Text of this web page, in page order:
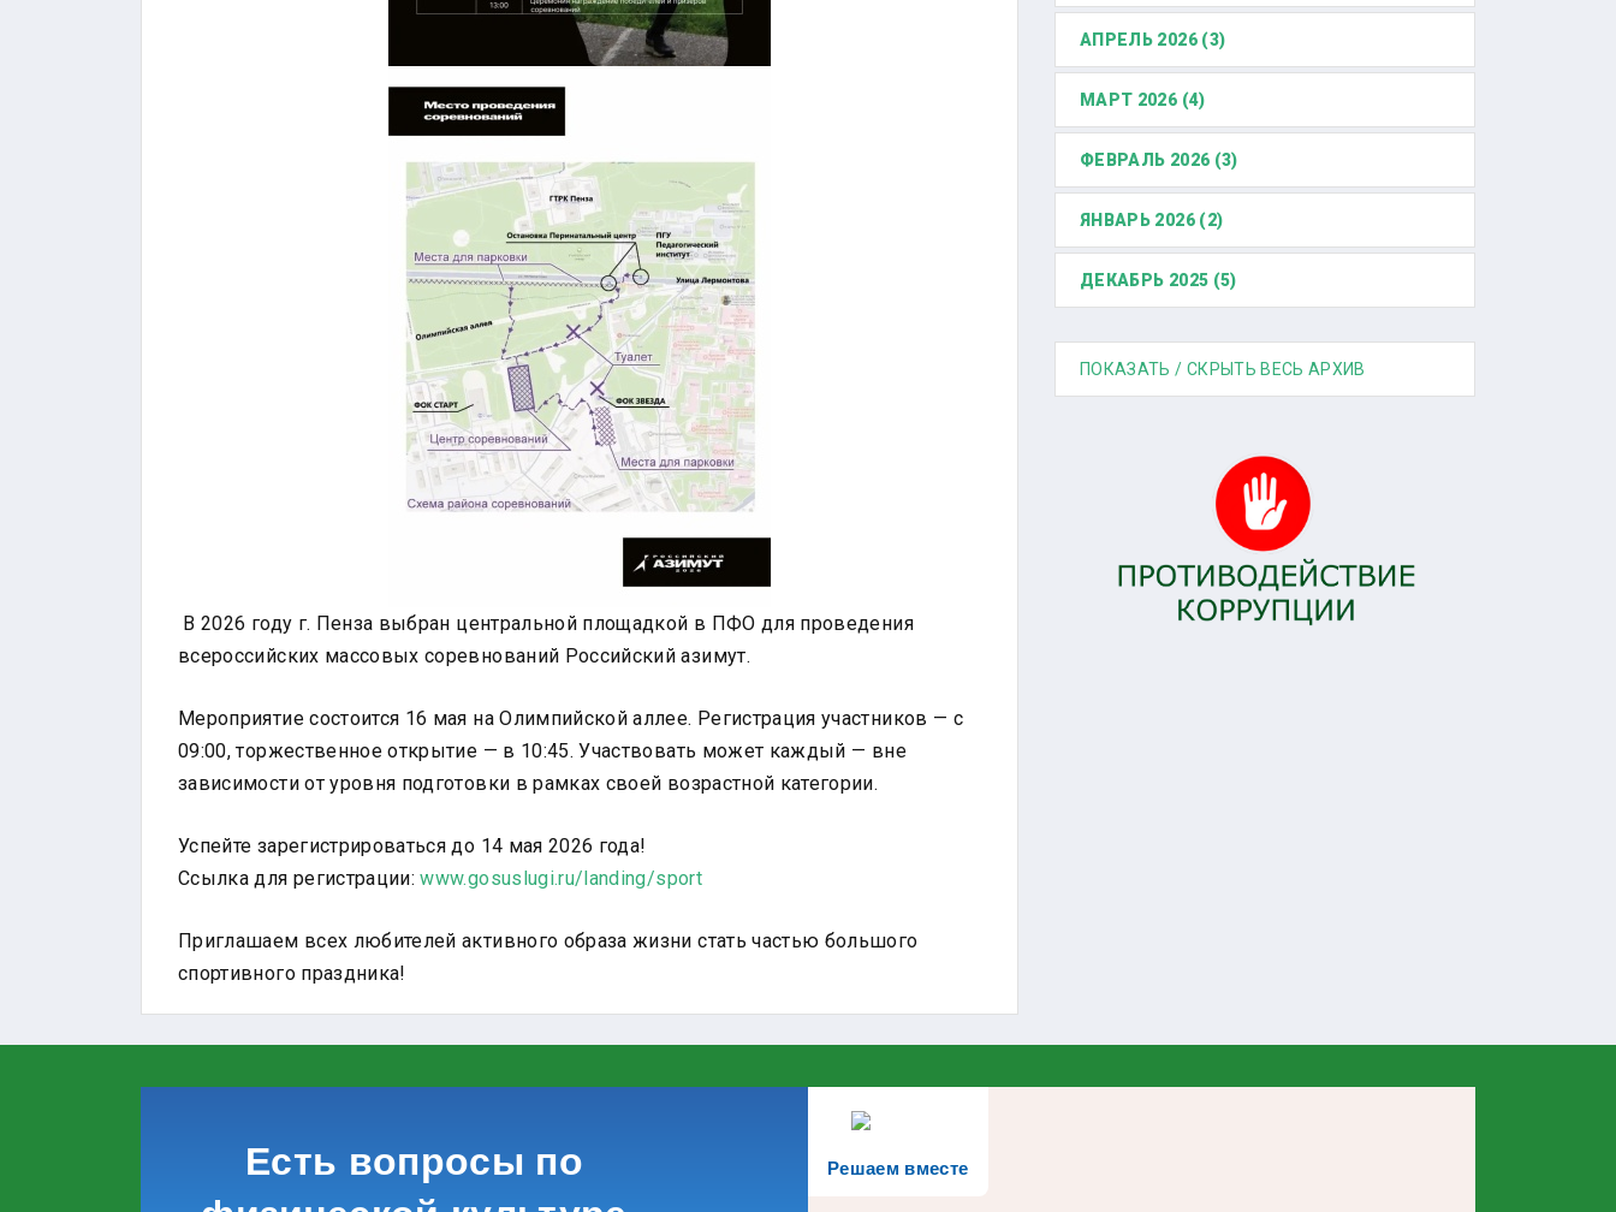
В 2026 году г. Пенза выбран центральной площадкой в ПФО для проведения
всероссийских массовых соревнований Российский азимут.
Мероприятие состоится 16 мая на Олимпийской аллее. Регистрация участников — с
09:00, торжественное открытие — в 10:45. Участвовать может каждый — вне
зависимости от уровня подготовки в рамках своей возрастной категории.
Успейте зарегистрироваться до 14 мая 2026 года!
Ссылка для регистрации:www.gosuslugi.ru/landing/sport
Приглашаем всех любителей активного образа жизни стать частью большого
спортивного праздника!
АПРЕЛЬ 2026 (3)
МАРТ 2026 (4)
ФЕВРАЛЬ 2026 (3)
ЯНВАРЬ 2026 (2)
ДЕКАБРЬ 2025 (5)
ПОКАЗАТЬ / СКРЫТЬ ВЕСЬ АРХИВ
Решаем вместе
Есть вопросы по